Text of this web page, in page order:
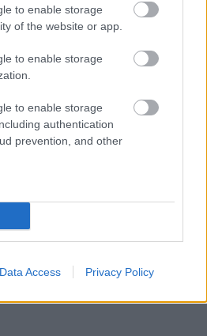
to enable storage
of the website or app.
to enable storage
to enable storage
authentication
prevention, and other
Data Access Privacy Policy